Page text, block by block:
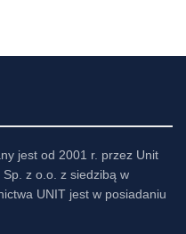
jest od 2001 r. przez Unit
z o.o. z siedzibą w
UNIT jest w posiadaniu